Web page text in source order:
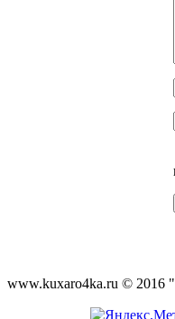
www.kuxaro4ka.ru © 2016